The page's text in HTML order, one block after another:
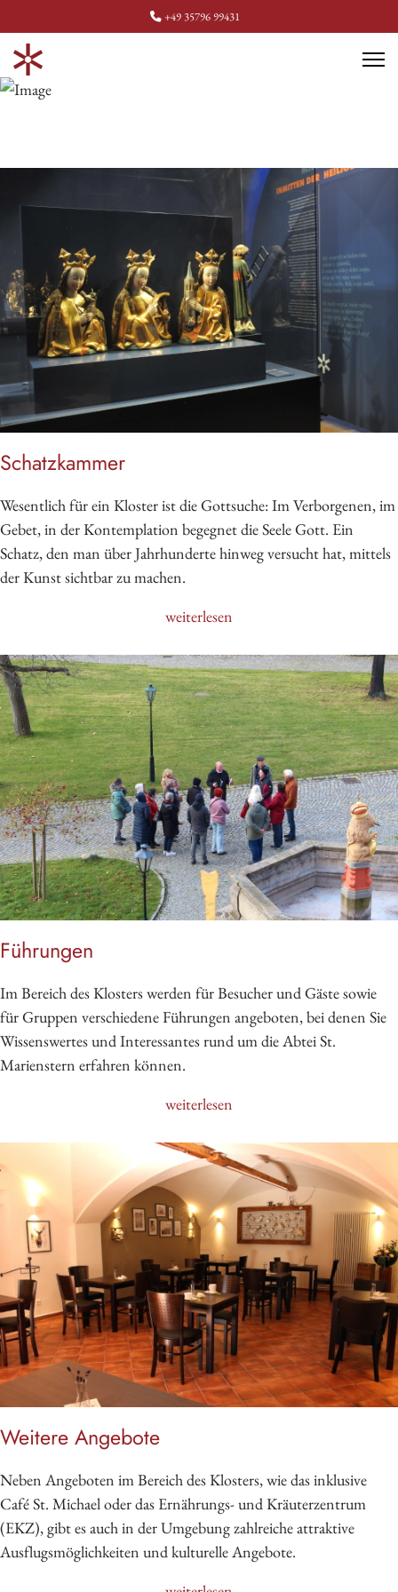
+49 35796 99431
Schatzkammer
Wesentlich für ein Kloster ist die Gottsuche: Im Verborgenen, im
Gebet, in der Kontemplation begegnet die Seele Gott. Ein
Schatz, den man über Jahrhunderte hinweg versucht hat, mittels
der Kunst sichtbar zu machen.
weiterlesen
Führungen
Im Bereich des Klosters werden für Besucher und Gäste sowie
für Gruppen verschiedene Führungen angeboten, bei denen Sie
Wissenswertes und Interessantes rund um die Abtei St.
Marienstern erfahren können.
weiterlesen
Weitere Angebote
Neben Angeboten im Bereich des Klosters, wie das inklusive
Café St. Michael oder das Ernährungs- und Kräuterzentrum
(EKZ), gibt es auch in der Umgebung zahlreiche attraktive
Ausflugsmöglichkeiten und kulturelle Angebote.